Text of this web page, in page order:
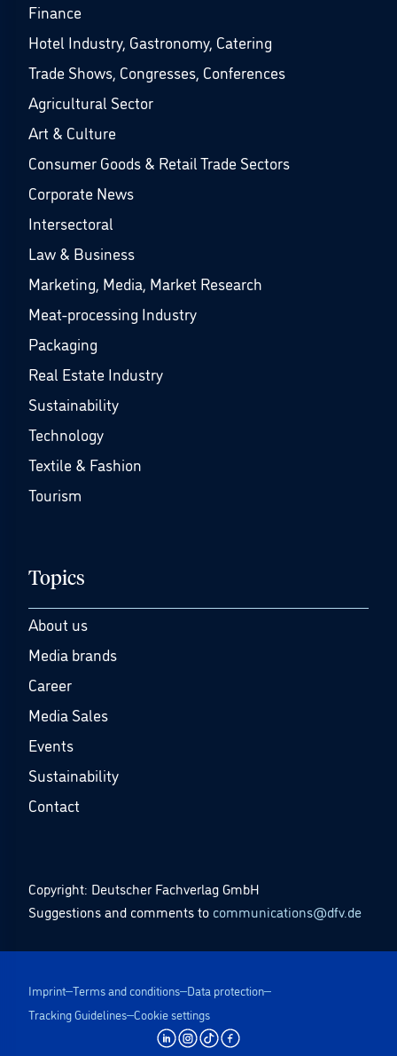
Finance
Hotel Industry, Gastronomy, Catering
Trade Shows, Congresses, Conferences
Agricultural Sector
Art & Culture
Consumer Goods & Retail Trade Sectors
Corporate News
Intersectoral
Law & Business
Marketing, Media, Market Research
Meat-processing Industry
Packaging
Real Estate Industry
Sustainability
Technology
Textile & Fashion
Tourism
Topics
About us
Media brands
Career
Media Sales
Events
Sustainability
Contact
Copyright: Deutscher Fachverlag GmbH
Suggestions and comments to communications@dfv.de
Imprint Terms and conditions Data protection
Tracking Guidelines Cookie settings